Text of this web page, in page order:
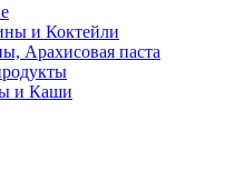
и Коктейли
Арахисовая паста
и Каши